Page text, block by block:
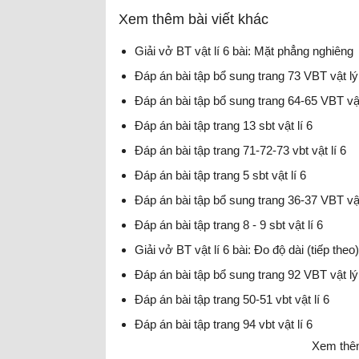
Xem thêm bài viết khác
Giải vở BT vật lí 6 bài: Mặt phẳng nghiêng
Đáp án bài tập bổ sung trang 73 VBT vật
Đáp án bài tập bổ sung trang 64-65 VBT
Đáp án bài tập trang 13 sbt vật lí 6
Đáp án bài tập trang 71-72-73 vbt vật lí 6
Đáp án bài tập trang 5 sbt vật lí 6
Đáp án bài tập bổ sung trang 36-37 VBT
Đáp án bài tập trang 8 - 9 sbt vật lí 6
Giải vở BT vật lí 6 bài: Đo độ dài (tiếp theo)
Đáp án bài tập bổ sung trang 92 VBT vật
Đáp án bài tập trang 50-51 vbt vật lí 6
Đáp án bài tập trang 94 vbt vật lí 6
Xem